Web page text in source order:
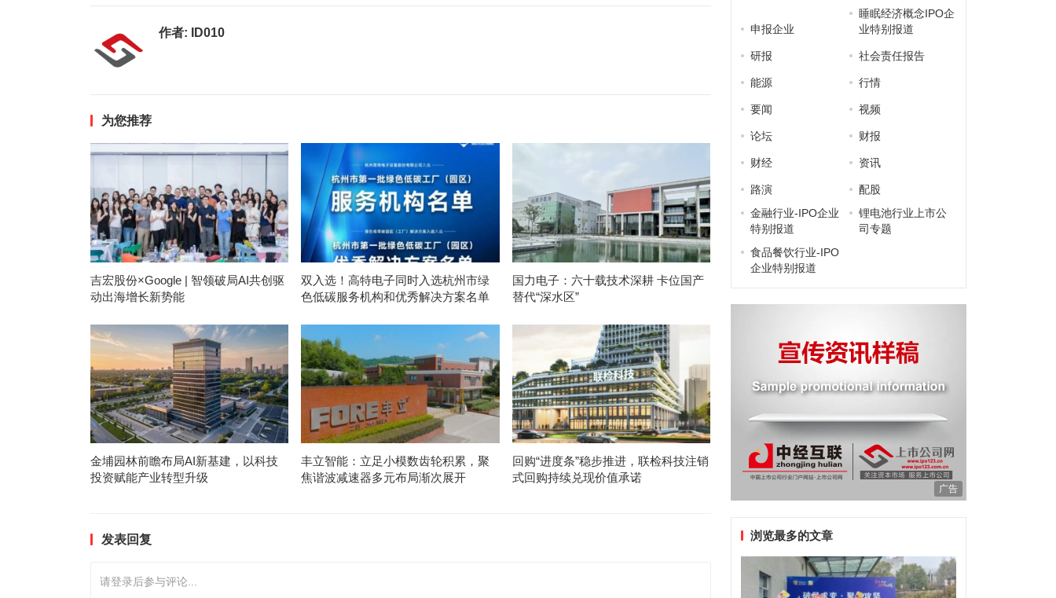
作者: ID010
为您推荐
吉宏股份×Google | 智领破局AI共创驱
动出海增长新势能
双入选！高特电子同时入选杭州市绿
色低碳服务机构和优秀解决方案名单
国力电子：六十载技术深耕 卡位国产
替代“深水区”
金埔园林前瞻布局AI新基建，以科技
投资赋能产业转型升级
丰立智能：立足小模数齿轮积累，聚
焦谐波减速器多元布局渐次展开
回购“进度条”稳步推进，联检科技注销
式回购持续兑现价值承诺
发表回复
请登录后参与评论...
申报企业
睡眠经济概念IPO企
业特别报道
研报 社会责任报告
能源 行情
要闻 视频
论坛 财报
财经 资讯
路演
配股
金融行业-IPO企业
特别报道
锂电池行业上市公
司专题
食品餐饮行业-IPO
企业特别报道
广告
浏览最多的文章